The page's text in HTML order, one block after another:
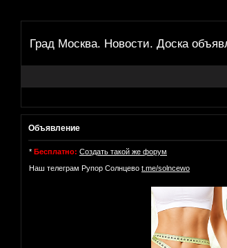
Град Москва. Новости. Доска
Объявление
* Бесплатно: Создать такой же форум
Наш телеграм Рупор Солнцево t.me/solncewo